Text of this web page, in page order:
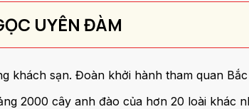
UYÊN ĐÀM
khách sạn. Đoàn khởi hành tham quan Bắc
2000 cây anh đào của hơn 20 loài khác